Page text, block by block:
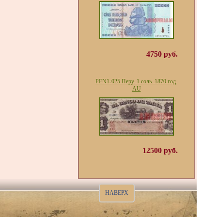
4750 руб.
PEN1-025 Перу. 1 соль. 1870 год.
AU
12500 руб.
НАВЕРХ